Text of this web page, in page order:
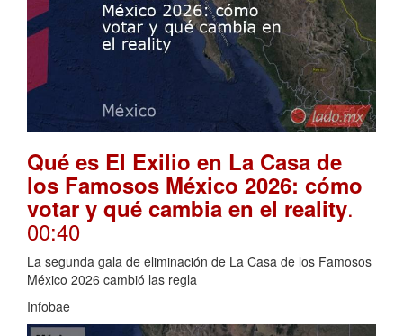
Qué es El Exilio en La Casa de
los Famosos México 2026: cómo
votar y qué cambia en el reality.
00:40
La segunda gala de eliminación de La Casa de los Famosos
México 2026 cambió las regla
Infobae